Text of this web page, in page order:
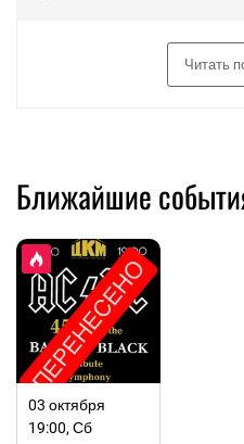
Читать
Ближайшие
03 октября
19:00, Сб